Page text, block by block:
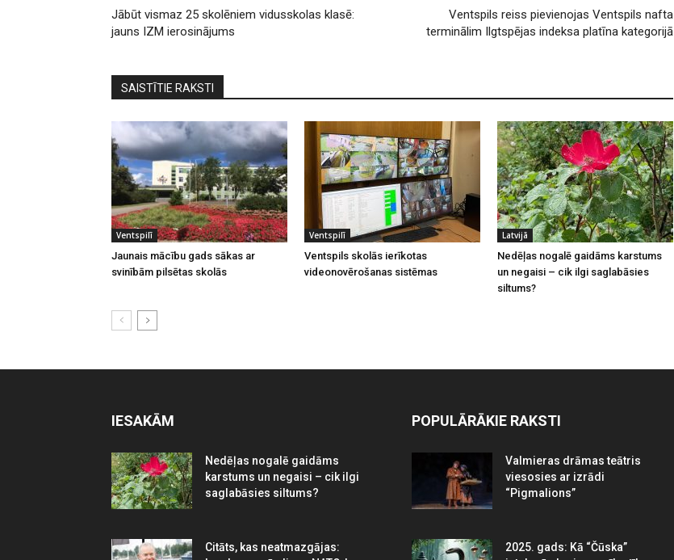
Jābūt vismaz 25 skolēniem vidusskolas klasē:
jauns IZM ierosinājums
Ventspils reiss pievienojas Ventspils nafta
terminālim Ilgtspējas indeksa platīna kategorijā
SAISTĪTIE RAKSTI
Ventspilī
Jaunais mācību gads sākas ar
svinībām pilsētas skolās
Ventspilī
Ventspils skolās ierīkotas
videonovērošanas sistēmas
Latvijā
Nedēļas nogalē gaidāms karstums
un negaisi – cik ilgi saglabāsies
siltums?
IESAKĀM
Nedēļas nogalē gaidāms
karstums un negaisi – cik ilgi
saglabāsies siltums?
Citāts, kas neatmazgājas:
POPULĀRĀKIE RAKSTI
Valmieras drāmas teātris
viesosies ar izrādi
“Pigmalions”
2025. gads: Kā “Čūska”